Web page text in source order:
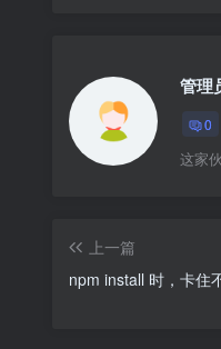
管理
0
这家
上一篇
npm install 时，卡住